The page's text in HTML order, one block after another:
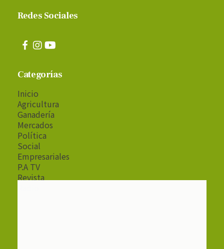
Redes Sociales
Categorías
Inicio
Agricultura
Ganadería
Mercados
Política
Social
Empresariales
P.A TV
Revista